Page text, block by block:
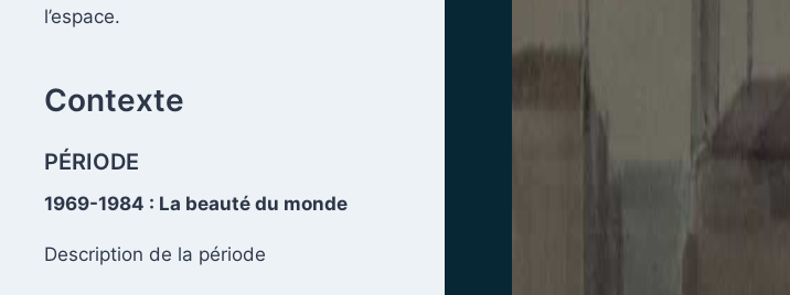
l’espace.
Contexte
PÉRIODE
1969-1984 : La beauté du monde
Description de la période